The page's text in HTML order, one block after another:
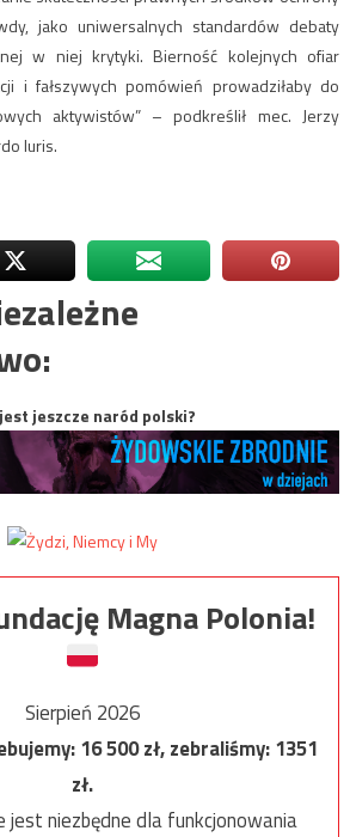
jako uniwersalnych standardów debaty
w niej krytyki. Bierność kolejnych ofiar
i fałszywych pomówień prowadziłaby do
aktywistów” – podkreślił mec. Jerzy
Iuris.
jeszcze naród polski?
Magna Polonia!
Sierpień 2026
16 500zł, zebraliśmy:1351
zł.
niezbędne dla funkcjonowania